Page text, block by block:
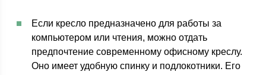
Если кресло предназначено для работы за
компьютером или чтения, можно отдать
предпочтение современному офисному креслу.
Оно имеет удобную спинку и подлокотники. Его